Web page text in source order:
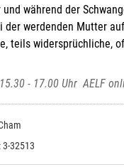
und während der
der werdenden Mutter
teils widersprüchliche,
- 17.00 Uhr AELF
32513